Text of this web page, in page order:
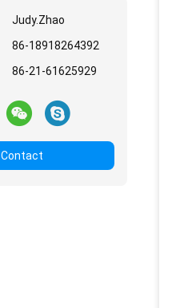
Judy.Zhao
86-18918264392
86-21-61625929
Contact